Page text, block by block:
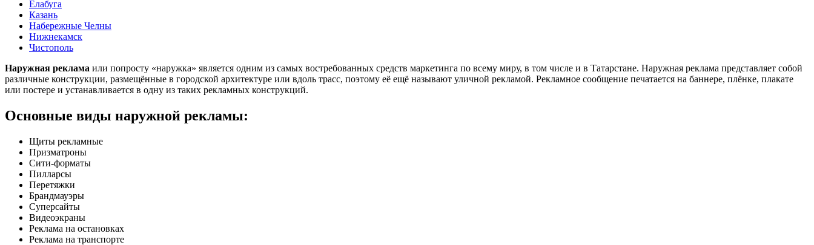
Елабуга
Казань
Набережные Челны
Нижнекамск
Чистополь
Наружная реклама или попросту «наружка» является одним из самых востребованных средств маркетинга по всему миру, в том числе и в Татарстане. Наружная реклама представляет собой
различные конструкции, размещённые в городской архитектуре или вдоль трасс, поэтому её ещё называют уличной рекламой. Рекламное сообщение печатается на баннере, плёнке, плакате
или постере и устанавливается в одну из таких рекламных конструкций.
Основные виды наружной рекламы:
Щиты рекламные
Призматроны
Сити-форматы
Пилларсы
Перетяжки
Брандмауэры
Суперсайты
Видеоэкраны
Реклама на остановках
Реклама на транспорте